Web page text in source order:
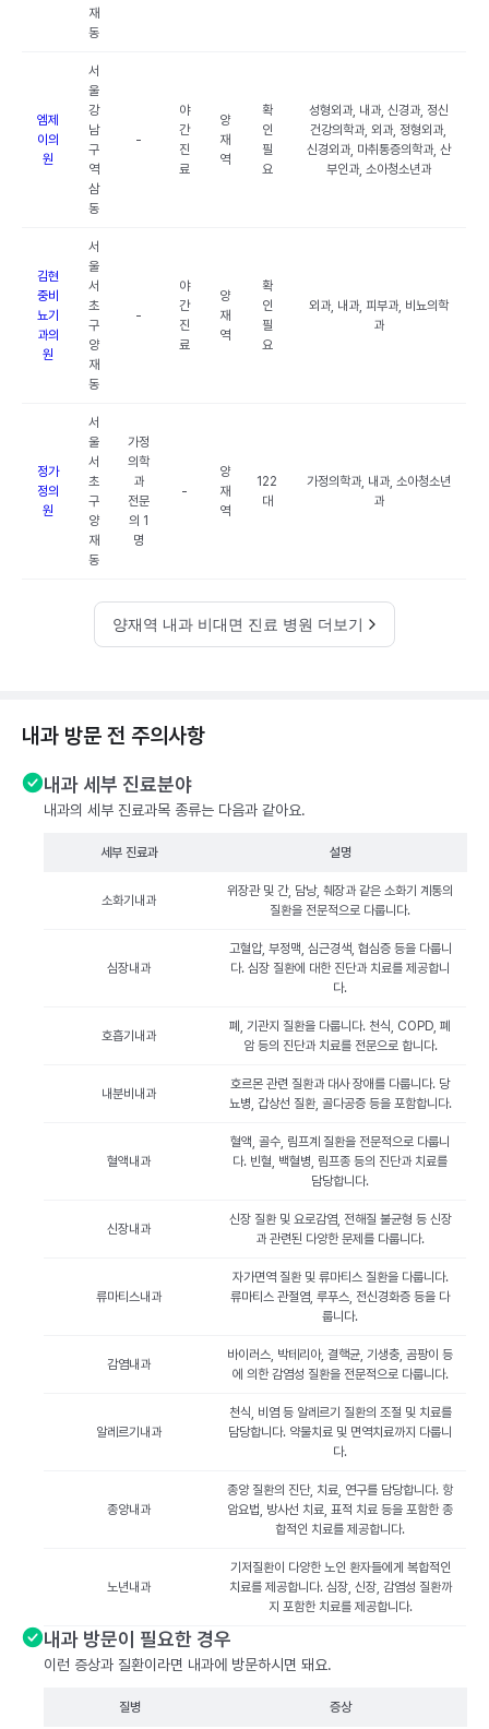
재
동
엠제
이의
원
서
울
강
남
구
역
삼
동
-
야
간
진
료
양
재
역
확
인
필
요
성형외과, 내과, 신경과, 정신
건강의학과, 외과, 정형외과,
신경외과, 마취통증의학과, 산
부인과, 소아청소년과
김현
중비
뇨기
과의
원
서
울
서
초
구
양
재
동
-
야
간
진
료
양
재
역
확
인
필
요
외과, 내과, 피부과, 비뇨의학
과
정가
정의
원
서
울
서
초
구
양
재
동
가정
의학
과
전문
의 1
명
-
양
재
역
122
대
가정의학과, 내과, 소아청소년
과
양재역 내과 비대면 진료 병원 더보기
내과 방문 전 주의사항
내과 세부 진료분야
내과의 세부 진료과목 종류는 다음과 같아요.
세부 진료과 설명
소화기내과
위장관 및 간, 담낭, 췌장과 같은 소화기 계통의
질환을 전문적으로 다룹니다.
심장내과
고혈압, 부정맥, 심근경색, 협심증 등을 다룹니
다. 심장 질환에 대한 진단과 치료를 제공합니
다.
호흡기내과
폐, 기관지 질환을 다룹니다. 천식, COPD, 폐
암 등의 진단과 치료를 전문으로 합니다.
내분비내과
호르몬 관련 질환과 대사 장애를 다룹니다. 당
뇨병, 갑상선 질환, 골다공증 등을 포함합니다.
혈액내과
혈액, 골수, 림프계 질환을 전문적으로 다룹니
다. 빈혈, 백혈병, 림프종 등의 진단과 치료를
담당합니다.
신장내과
신장 질환 및 요로감염, 전해질 불균형 등 신장
과 관련된 다양한 문제를 다룹니다.
류마티스내과
자가면역 질환 및 류마티스 질환을 다룹니다.
류마티스 관절염, 루푸스, 전신경화증 등을 다
룹니다.
감염내과
바이러스, 박테리아, 결핵균, 기생충, 곰팡이 등
에 의한 감염성 질환을 전문적으로 다룹니다.
알레르기내과
천식, 비염 등 알레르기 질환의 조절 및 치료를
담당합니다. 약물치료 및 면역치료까지 다룹니
다.
종양내과
종양 질환의 진단, 치료, 연구를 담당합니다. 항
암요법, 방사선 치료, 표적 치료 등을 포함한 종
합적인 치료를 제공합니다.
노년내과
기저질환이 다양한 노인 환자들에게 복합적인
치료를 제공합니다. 심장, 신장, 감염성 질환까
지 포함한 치료를 제공합니다.
내과 방문이 필요한 경우
이런 증상과 질환이라면 내과에 방문하시면 돼요.
질병 증상